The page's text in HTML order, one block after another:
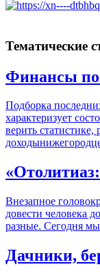
Тематические
Финансы
Подборка
характеризует
верить
Внезапное
довести человека
разные. Сегодня
Дачники,